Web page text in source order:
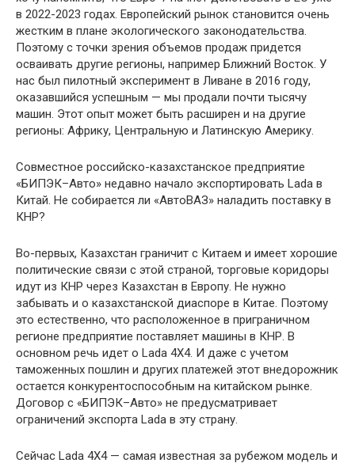
в 2022-2023 годах. Европейский рынок становится очень
жестким в плане экологического законодательства.
Поэтому с точки зрения объемов продаж придется
осваивать другие регионы, например Ближний Восток. У
нас был пилотный эксперимент в Ливане в 2016 году,
оказавшийся успешным — мы продали почти тысячу
машин. Этот опыт может быть расширен и на другие
регионы: Африку, Центральную и Латинскую Америку.
Совместное российско-казахстанское предприятие
«БИПЭК–Авто» недавно начало экспортировать Lada в
Китай. Не собирается ли «АвтоВАЗ» наладить поставку в
КНР?
Во-первых, Казахстан граничит с Китаем и имеет хорошие
политические связи с этой страной, торговые коридоры
идут из КНР через Казахстан в Европу. Не нужно
забывать и о казахстанской диаспоре в Китае. Поэтому
это естественно, что расположенное в приграничном
регионе предприятие поставляет машины в КНР. В
основном речь идет о Lada 4X4. И даже с учетом
таможенных пошлин и других платежей этот внедорожник
остается конкурентоспособным на китайском рынке.
Договор с «БИПЭК–Авто» не предусматривает
ограничений экспорта Lada в эту страну.
Сейчас Lada 4X4 — самая известная за рубежом модель и